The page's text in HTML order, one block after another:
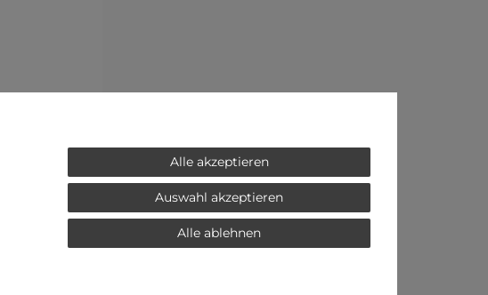
Art.-ID - 168594
Alle akzeptieren
Auswahl akzeptieren
Alle ablehnen